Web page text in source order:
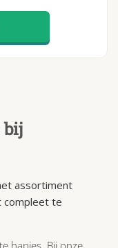
bij
assortiment
compleet te
hapjes. Bij onze